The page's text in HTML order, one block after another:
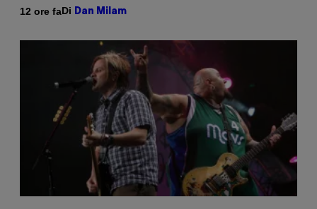
12 ore faDi Dan Milam